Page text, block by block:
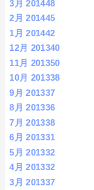
3月 201448
2月 201445
1月 201442
12月 201340
11月 201350
10月 201338
9月 201337
8月 201336
7月 201338
6月 201331
5月 201332
4月 201332
3月 201337